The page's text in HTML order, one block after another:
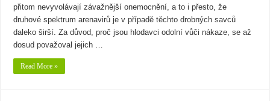
přitom nevyvolávají závažnější onemocnění, a to i přesto, že
druhové spektrum arenavirů je v případě těchto drobných savců
daleko širší. Za důvod, proč jsou hlodavci odolní vůči nákaze, se až
dosud považoval jejich …
Read More »